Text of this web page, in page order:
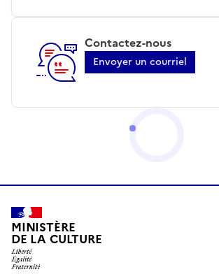
Contactez-nous
Envoyer un courriel
MINISTÈRE
DE LA CULTURE